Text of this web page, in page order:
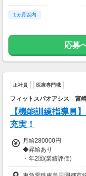
1ヵ月以内
応募
正社員 医療専門職
フィットスパオアシス 宮
【機能訓練指導員
充実！
月給280000円
◆昇給あり
・年2回(業績評価)
◆賞与あり